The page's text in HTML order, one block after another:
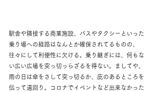
駅舎や隣接する商業施設、バスやタクシーといった
乗り場への経路はなんとか確保されてるものの、
往々にして利便性に欠ける。乗り継ぎには、何もな
い広い広場を突っ切っらざるを得ない。ましてや、
雨の日は傘をさして突っ切るか、庇のあるところを
伝って遠回り。コロナでイベントなど出来なかった